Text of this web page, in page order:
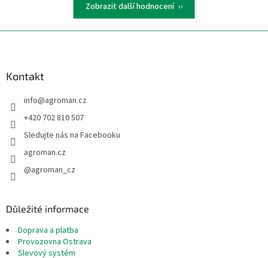
Zobrazit další hodnocení
Kontakt
info@agroman.cz
+420 702 810 507
Sledujte nás na Facebooku
agroman.cz
@agroman_cz
Důležité informace
Doprava a platba
Provozovna Ostrava
Slevový systém